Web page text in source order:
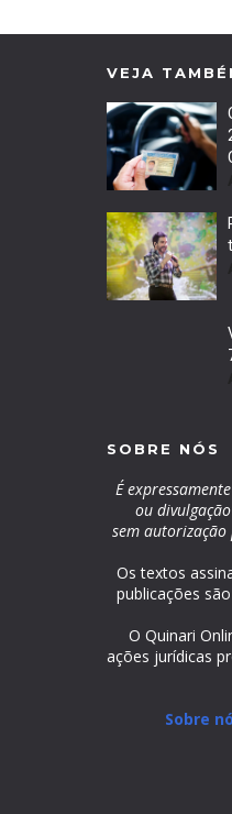
VEJA
SOBRE NÓS
É
ou
sem autorização
Os textos
publicações
O Quinari
ações jurídicas
Sobre